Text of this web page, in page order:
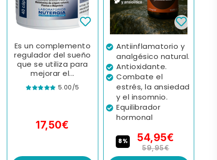
Es un complemento
regulador del sueño
que se utiliza para
mejorar el...
5.00/5
17,50€
Antiinflamatorio y
analgésico natural.
Antioxidante.
Combate el
estrés, la ansiedad
y el insomnio.
Equilibrador
hormonal
8% 54,95€
59,95€